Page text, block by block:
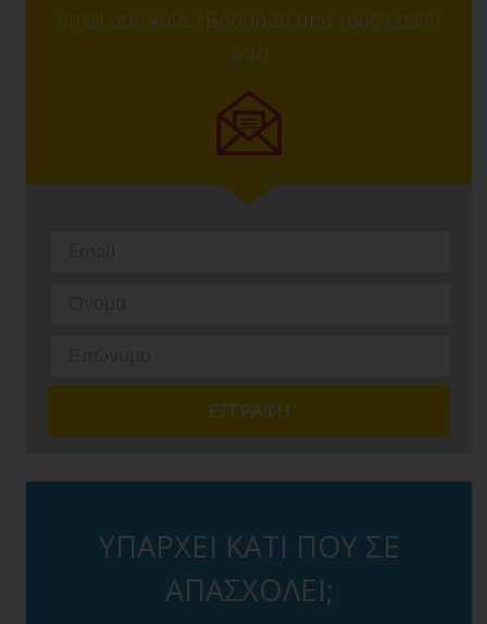
email σου κάθε εβδομάδα από τους Coach
μας!
ΥΠΑΡΧΕΙ ΚΑΤΙ ΠΟΥ ΣΕ
ΑΠΑΣΧΟΛΕΙ;